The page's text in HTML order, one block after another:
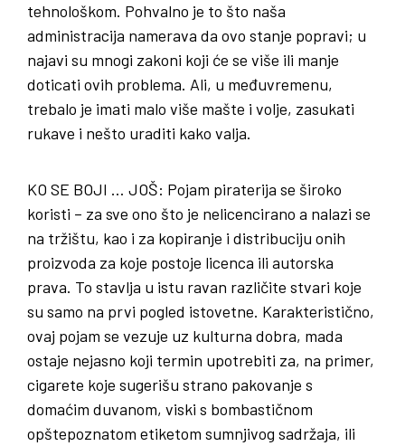
tehnološkom. Pohvalno je to što naša
administracija namerava da ovo stanje popravi; u
najavi su mnogi zakoni koji će se više ili manje
doticati ovih problema. Ali, u međuvremenu,
trebalo je imati malo više mašte i volje, zasukati
rukave i nešto uraditi kako valja.
KO SE BOJI … JOŠ: Pojam piraterija se široko
koristi – za sve ono što je nelicencirano a nalazi se
na tržištu, kao i za kopiranje i distribuciju onih
proizvoda za koje postoje licenca ili autorska
prava. To stavlja u istu ravan različite stvari koje
su samo na prvi pogled istovetne. Karakteristično,
ovaj pojam se vezuje uz kulturna dobra, mada
ostaje nejasno koji termin upotrebiti za, na primer,
cigarete koje sugerišu strano pakovanje s
domaćim duvanom, viski s bombastičnom
opštepoznatom etiketom sumnjivog sadržaja, ili